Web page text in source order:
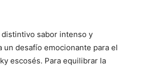
distintivo sabor intenso y
un desafío emocionante para el
escosés. Para equilibrar la